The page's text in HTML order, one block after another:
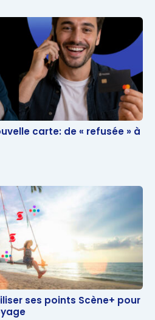
carte: de « refusée » à
carte: de « refusée » à
ses points Scène+ pour
ses points Scène+ pour